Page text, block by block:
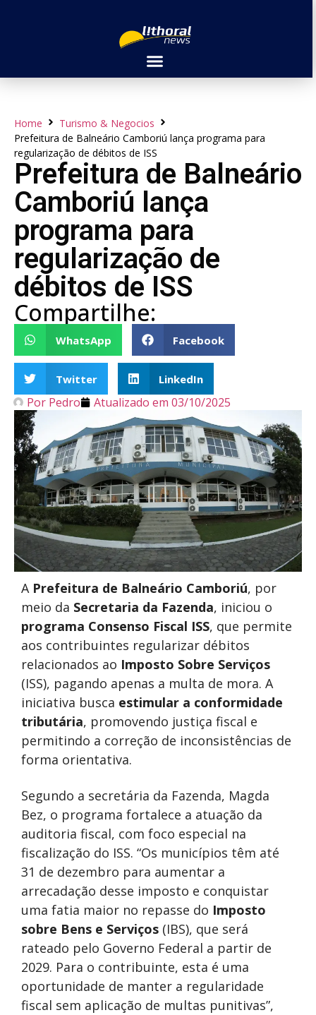
Home
Turismo & Negocios
Prefeitura de Balneário Camboriú lança programa para
regularização de débitos de ISS
Prefeitura de Balneário
Camboriú lança
programa para
regularização de
débitos de ISS
Compartilhe:
WhatsApp Facebook
Twitter LinkedIn
Por Pedro Atualizado em 03/10/2025
A Prefeitura de Balneário Camboriú, por
meio da Secretaria da Fazenda, iniciou o
programa Consenso Fiscal ISS, que permite
aos contribuintes regularizar débitos
relacionados ao Imposto Sobre Serviços
(ISS), pagando apenas a multa de mora. A
iniciativa busca estimular a conformidade
tributária, promovendo justiça fiscal e
permitindo a correção de inconsistências de
forma orientativa.
Segundo a secretária da Fazenda, Magda
Bez, o programa fortalece a atuação da
auditoria fiscal, com foco especial na
fiscalização do ISS. “Os municípios têm até
31 de dezembro para aumentar a
arrecadação desse imposto e conquistar
uma fatia maior no repasse do Imposto
sobre Bens e Serviços (IBS), que será
rateado pelo Governo Federal a partir de
2029. Para o contribuinte, esta é uma
oportunidade de manter a regularidade
fiscal sem aplicação de multas punitivas”,